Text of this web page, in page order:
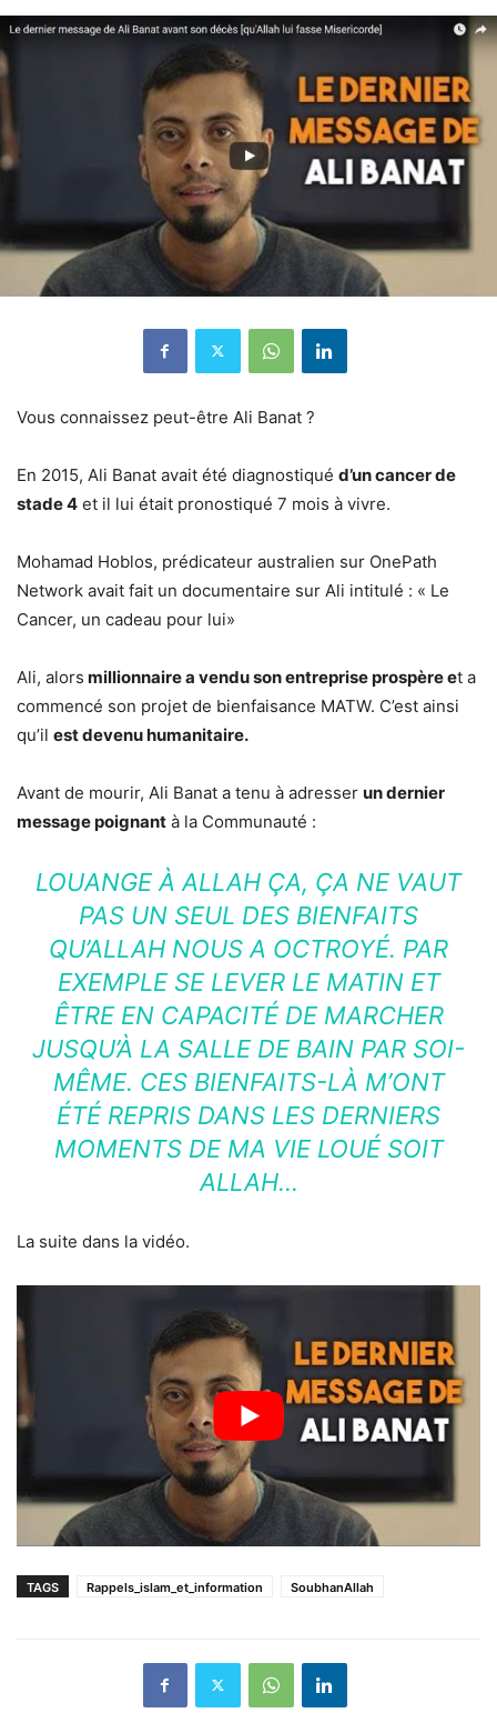
Vous connaissez peut-être Ali Banat ?
En 2015, Ali Banat avait été diagnostiqué d’un cancer de
stade 4 et il lui était pronostiqué 7 mois à vivre.
Mohamad Hoblos, prédicateur australien sur OnePath
Network avait fait un documentaire sur Ali intitulé : « Le
Cancer, un cadeau pour lui»
Ali, alors millionnaire a vendu son entreprise prospère et a
commencé son projet de bienfaisance MATW. C’est ainsi
qu’il est devenu humanitaire.
Avant de mourir, Ali Banat a tenu à adresser un dernier
message poignant à la Communauté :
LOUANGE À ALLAH ÇA, ÇA NE VAUT
PAS UN SEUL DES BIENFAITS
QU’ALLAH NOUS A OCTROYÉ. PAR
EXEMPLE SE LEVER LE MATIN ET
ÊTRE EN CAPACITÉ DE MARCHER
JUSQU’À LA SALLE DE BAIN PAR SOI-
MÊME. CES BIENFAITS-LÀ M’ONT
ÉTÉ REPRIS DANS LES DERNIERS
MOMENTS DE MA VIE LOUÉ SOIT
ALLAH…
La suite dans la vidéo.
TAGS Rappels_islam_et_information SoubhanAllah